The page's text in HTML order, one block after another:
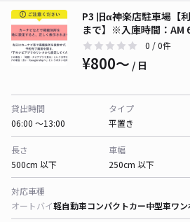
P3 旧α神楽店駐車場【
まで】※入庫時間：AM
0 / 0件
¥800〜 / 日
貸出時間
06:00 〜13:00
タイプ
平置き
長さ
500cm 以下
車幅
250cm 以下
対応車種
オートバイ軽自動車コンパクトカー中型車ワン